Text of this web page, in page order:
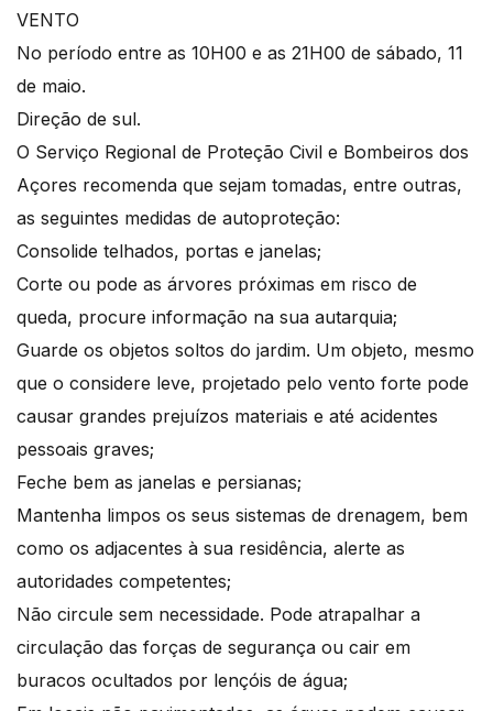
VENTO
No período entre as 10H00 e as 21H00 de sábado, 11
de maio.
Direção de sul.
O Serviço Regional de Proteção Civil e Bombeiros dos
Açores recomenda que sejam tomadas, entre outras,
as seguintes medidas de autoproteção:
Consolide telhados, portas e janelas;
Corte ou pode as árvores próximas em risco de
queda, procure informação na sua autarquia;
Guarde os objetos soltos do jardim. Um objeto, mesmo
que o considere leve, projetado pelo vento forte pode
causar grandes prejuízos materiais e até acidentes
pessoais graves;
Feche bem as janelas e persianas;
Mantenha limpos os seus sistemas de drenagem, bem
como os adjacentes à sua residência, alerte as
autoridades competentes;
Não circule sem necessidade. Pode atrapalhar a
circulação das forças de segurança ou cair em
buracos ocultados por lençóis de água;